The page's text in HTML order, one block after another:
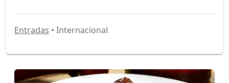
Entradas • Internacional